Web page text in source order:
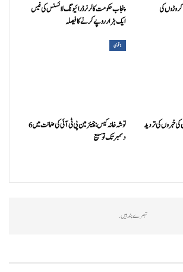
کروڑوں کی
پنجاب حکومت کا لرنر ڈرائیونگ لائسنس کی فیس
ایک ہزار روپے کرنے کا فیصلہ
خبروں کی تردید
1 قومی
توشہ خانہ کیس: چیئرمین پی ٹی آئی کی ضمانت میں 6
دسمبر تک توسیع
تبصرے بند ہیں.